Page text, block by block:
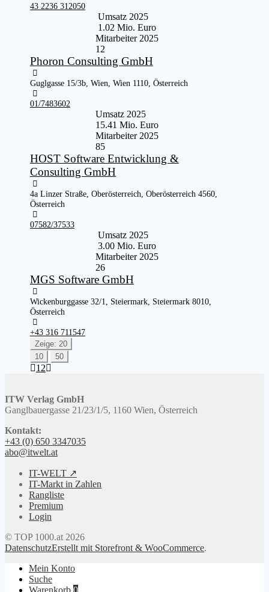
43 2236 312050
Umsatz 2025
1.02 Mio. Euro
Mitarbeiter 2025
12
Phoron Consulting GmbH
Guglgasse 15/3b, Wien, Wien 1110, Österreich
01/7483602
Umsatz 2025
15.41 Mio. Euro
Mitarbeiter 2025
85
HOST Software Entwicklung &
Consulting GmbH
4a Linzer Straße, Oberösterreich, Oberösterreich 4560,
Österreich
07582/37533
Umsatz 2025
3.00 Mio. Euro
Mitarbeiter 2025
26
MGS Software GmbH
Wickenburggasse 32/1, Steiermark, Steiermark 8010,
Österreich
+43 316 711547
Zeige: 20
10
50
1 2
ITW Verlag GmbH
Ganglbauergasse 21/23/1/5, 1160 Wien, Österreich
Kontakt:
+43 (0) 650 3347035
abo@itwelt.at
IT-WELT ↗
IT-Markt in Zahlen
Rangliste
Premium
Login
© TOP 1000.at 2026
DatenschutzErstellt mit Storefront & WooCommerce.
Mein Konto
Suche
Warenkorb 0